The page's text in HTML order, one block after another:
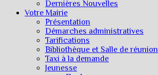
Dernières Nouvelles
Votre Mairie
Présentation
Démarches administratives
Tarifications
Bibliothèque et Salle de réunion
Taxi à la demande
Jeunesse